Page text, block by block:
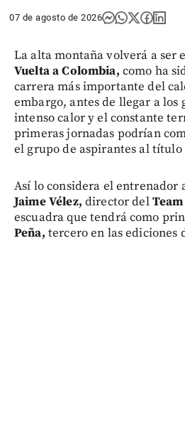
07 de agosto de 2026
La alta montaña volverá a ser
Vuelta a Colombia, como ha
carrera más importante del
embargo, antes de llegar a los
intenso calor y el constante
primeras jornadas podrían
el grupo de aspirantes al título
Así lo considera el entrenador
Jaime Vélez, director del
escuadra que tendrá como
Peña, tercero en las ediciones